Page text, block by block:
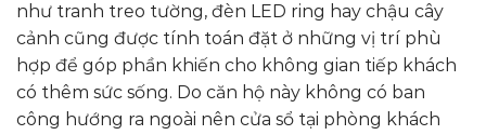
như tranh treo tường, đèn LED ring hay chậu cây
cảnh cũng được tính toán đặt ở những vị trí phù
hợp để góp phần khiến cho không gian tiếp khách
có thêm sức sống. Do căn hộ này không có ban
công hướng ra ngoài nên cửa sổ tại phòng khách